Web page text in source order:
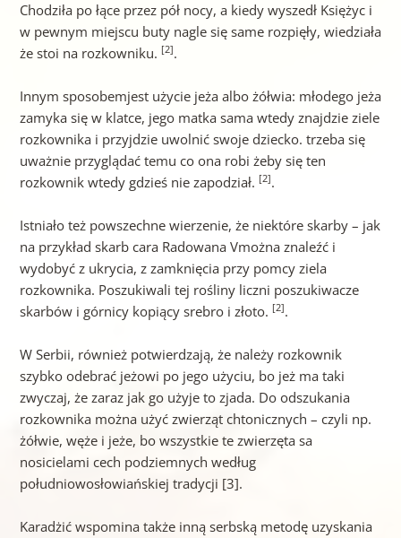
Chodziła po łące przez pół nocy, a kiedy wyszedł Księżyc i
w pewnym miejscu buty nagle się same rozpięły, wiedziała
że stoi na rozkowniku. [2].
Innym sposobemjest użycie jeża albo żółwia: młodego jeża
zamyka się w klatce, jego matka sama wtedy znajdzie ziele
rozkownika i przyjdzie uwolnić swoje dziecko. trzeba się
uważnie przyglądać temu co ona robi żeby się ten
rozkownik wtedy gdzieś nie zapodział. [2].
Istniało też powszechne wierzenie, że niektóre skarby – jak
na przykład skarb cara Radowana Vmożna znaleźć i
wydobyć z ukrycia, z zamknięcia przy pomcy ziela
rozkownika. Poszukiwali tej rośliny liczni poszukiwacze
skarbów i górnicy kopiący srebro i złoto. [2].
W Serbii, również potwierdzają, że należy rozkownik
szybko odebrać jeżowi po jego użyciu, bo jeż ma taki
zwyczaj, że zaraz jak go użyje to zjada. Do odszukania
rozkownika można użyć zwierząt chtonicznych – czyli np.
żółwie, węże i jeże, bo wszystkie te zwierzęta sa
nosicielami cech podziemnych według
południowosłowiańskiej tradycji [3].
Karadżić wspomina także inną serbską metodę uzyskania